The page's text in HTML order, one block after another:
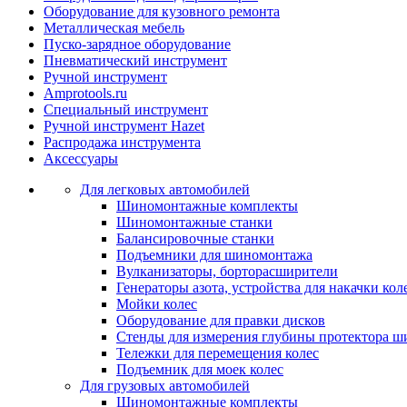
Оборудование для кузовного ремонта
Металлическая мебель
Пуско-зарядное оборудование
Пневматический инструмент
Ручной инструмент
Amprotools.ru
Специальный инструмент
Ручной инструмент Hazet
Распродажа инструмента
Аксессуары
Для легковых автомобилей
Шиномонтажные комплекты
Шиномонтажные станки
Балансировочные станки
Подъемники для шиномонтажа
Вулканизаторы, борторасширители
Генераторы азота, устройства для накачки
Мойки колес
Оборудование для правки дисков
Стенды для измерения глубины протектора
Тележки для перемещения колес
Подъемник для моек колеc
Для грузовых автомобилей
Шиномонтажные комплекты